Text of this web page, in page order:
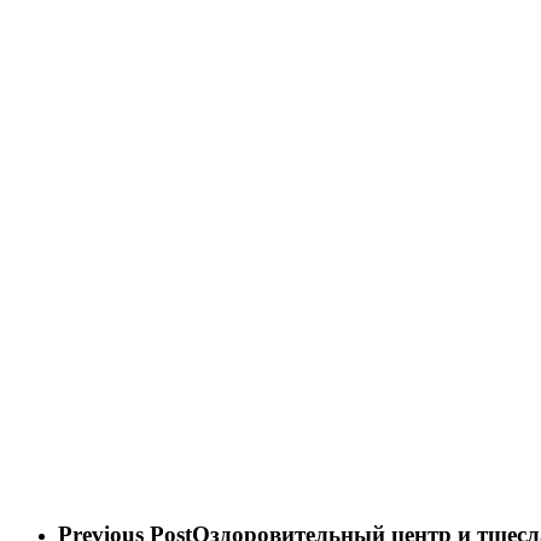
Previous PostОздоровительный центр и